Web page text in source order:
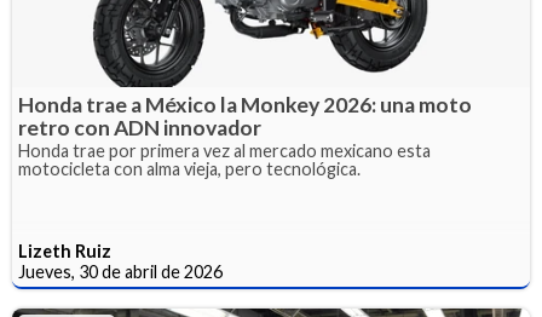
Honda trae a México la Monkey 2026: una moto
retro con ADN innovador
Honda trae por primera vez al mercado mexicano esta
motocicleta con alma vieja, pero tecnológica.
Lizeth Ruiz
Jueves, 30 de abril de 2026